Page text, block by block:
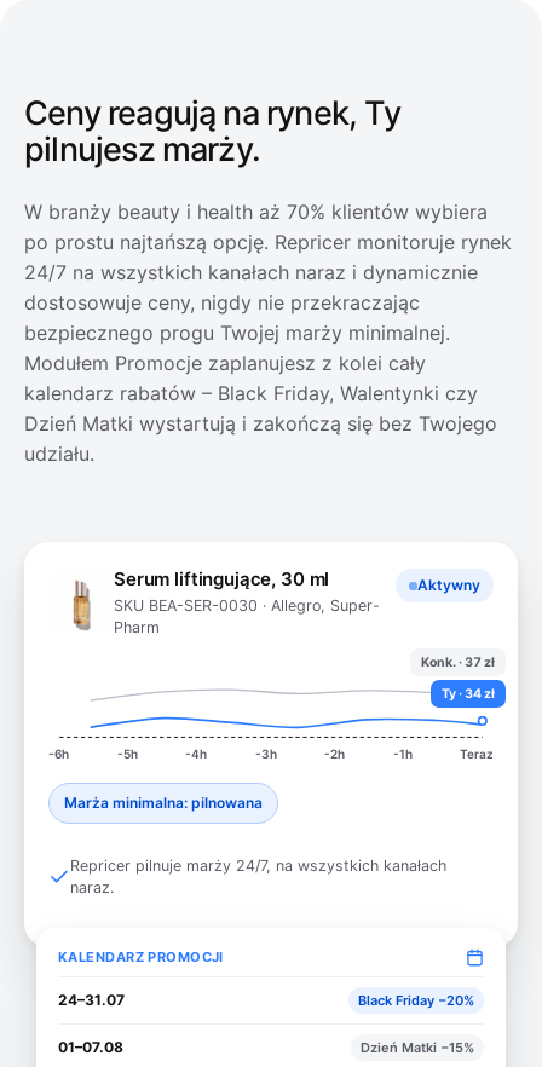
B-04-2
Serum
Zdjęcie
zapisane
Ceny reagują na rynek, Ty
pilnujesz marży.
W branży beauty i health aż 70% klientów wybiera
po prostu najtańszą opcję. Repricer monitoruje rynek
24/7 na wszystkich kanałach naraz i dynamicznie
dostosowuje ceny, nigdy nie przekraczając
bezpiecznego progu Twojej marży minimalnej.
Modułem Promocje zaplanujesz z kolei cały
kalendarz rabatów – Black Friday, Walentynki czy
Dzień Matki wystartują i zakończą się bez Twojego
udziału.
Serum liftingujące, 30 ml
SKU BEA-SER-0030 · Allegro, Super-
Pharm
Aktywny
Konk. · 37 zł
Ty · 34 zł
-6h -5h -4h -3h -2h -1h Teraz
Marża minimalna: pilnowana
Repricer pilnuje marży 24/7, na wszystkich kanałach
naraz.
KALENDARZ PROMOCJI
24–31.07 Black Friday −20%
01–07.08 Dzień Matki −15%